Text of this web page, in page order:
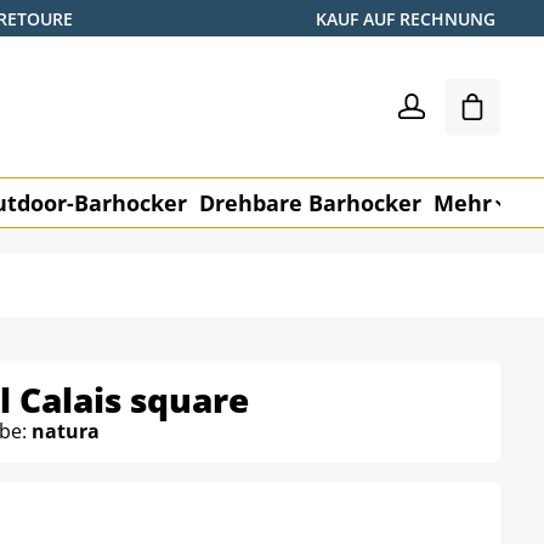
KAUF AUF RECHNUNG
Barhocker Drehbare Barhocker Mehr
Calais square
natura